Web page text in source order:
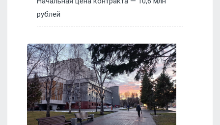
рублей